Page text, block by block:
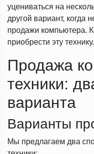
уцениваться на
другой вариант, когда
продажи компьютера.
приобрести эту технику.
Продажа
техники:
варианта
Варианты
Мы предлагаем два